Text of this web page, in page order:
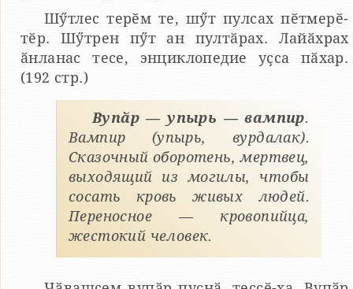
Шӳтлес терӗм те, шӳт пулсах пӗтмерӗ-
тӗр. Шӳтрен пӳт ан пултӑрах. Лайӑхрах
ӑнланас тесе, энциклопедие уҫса пӑхар.
(192 стр.)
Вупӑр — упырь — вампир.
Вампир (упырь, вурдалак).
Сказочный оборотень, мертвец,
выходящий из могилы, чтобы
сосать кровь живых людей.
Переносное — кровопийца,
жестокий человек.